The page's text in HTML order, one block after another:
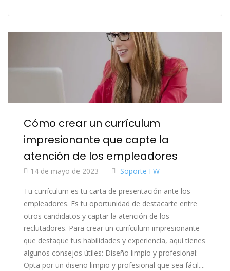
Cómo crear un currículum
impresionante que capte la
atención de los empleadores
14 de mayo de 2023 Soporte FW
Tu currículum es tu carta de presentación ante los
empleadores. Es tu oportunidad de destacarte entre
otros candidatos y captar la atención de los
reclutadores. Para crear un currículum impresionante
que destaque tus habilidades y experiencia, aquí tienes
algunos consejos útiles: Diseño limpio y profesional:
Opta por un diseño limpio y profesional que sea fácil....